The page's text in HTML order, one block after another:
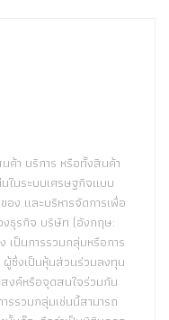
ค้า บริการ หรือทั้งสินค้า
ในระบบเศรษฐกิจแบบ
อง และบริหารจัดการเพื่อ
งธุรกิจ บริษัท (อังกฤษ:
เป็นการรวมกลุ่มหรือการ
ซึ่งเป็นหุ้นส่วนร่วมลงทุน
งค์หรือจุดสนใจร่วมกัน
รรวมกลุ่มเช่นนี้สามารถ